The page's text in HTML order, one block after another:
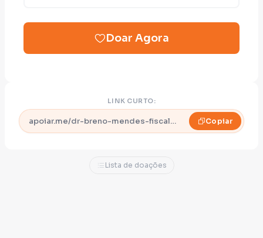
cartão de crédito, você decide!
Doar Agora
LINK CURTO:
apoiar.me/dr-breno-mendes-fiscal-do-povo Copiar
Lista de doações